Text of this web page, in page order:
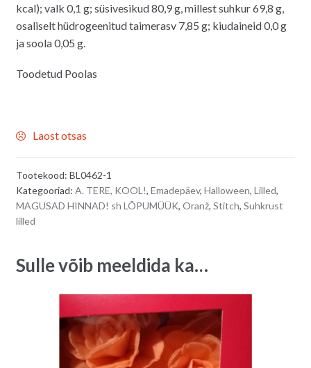
kcal); valk 0,1 g; süsivesikud 80,9 g, millest suhkur 69,8 g,
osaliselt hüdrogeenitud taimerasv 7,85 g; kiudaineid 0,0 g
ja soola 0,05 g.
Toodetud Poolas
Laost otsas
Tootekood: BL0462-1
Kategooriad: A. TERE, KOOL!, Emadepäev, Halloween, Lilled,
MAGUSAD HINNAD! sh LÕPUMÜÜK, Oranž, Stitch, Suhkrust
lilled
Sulle võib meeldida ka…